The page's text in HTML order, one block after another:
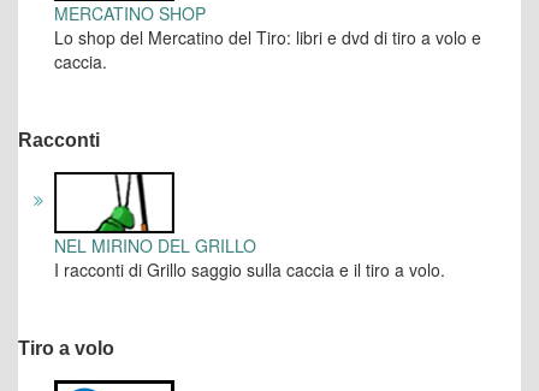
MERCATINO SHOP
Lo shop del Mercatino del Tiro: libri e dvd di tiro a volo e
caccia.
Racconti
NEL MIRINO DEL GRILLO
I racconti di Grillo saggio sulla caccia e il tiro a volo.
Tiro a volo